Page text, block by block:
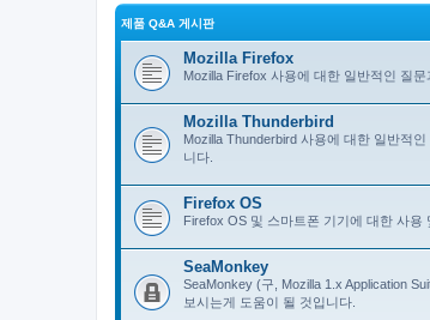
제품 Q&A 게시판
Mozilla Firefox
Mozilla Firefox 사용에 대한 일반적인 질
Mozilla Thunderbird
Mozilla Thunderbird 사용에 대한 일반적
니다.
Firefox OS
Firefox OS 및 스마트폰 기기에 대한 사용
SeaMonkey
SeaMonkey (구, Mozilla 1.x Application
보시는게 도움이 될 것입니다.